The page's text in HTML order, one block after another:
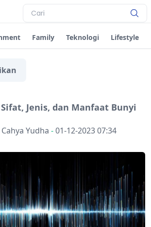
Family Teknologi Lifestyle
Jenis, dan Manfaat Bunyi
Yudha -01-12-2023 07:34